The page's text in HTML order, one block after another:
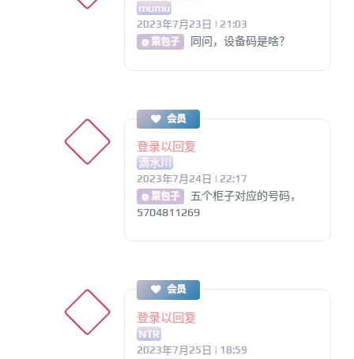
mumu
2023年7月23日 | 21:03
@ 菜包子 同问，设备码是啥？
会员
登录以回复
滴水川
2023年7月24日 | 22:17
@ 菜包子
五个柜子对应的号码，
5704811269
会员
登录以回复
NTR
2023年7月25日 | 18:59